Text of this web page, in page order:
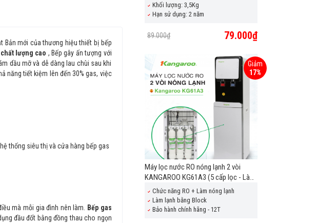
Bản mới của thương hiệu thiết bị bếp
lượng cao , Bếp gây ấn tượng với
dầu mỡ và dễ dàng lau chùi sau khi
năng tiết kiệm lên đến 30% gas, việc
thống siêu thị và cửa hàng bếp gas
mà mỗi gia đình nên làm.
Bếp gas
đầu đốt bằng đồng thau cho ngọn
Khối lượng: 3,5Kg
Hạn sử dụng: 2 năm
89.000₫ 79.000₫
Máy lọc nước RO nóng lạnh 2 vòi
KANGAROO KG61A3 (5 cấp lọc - Làm
lạnh nhanh bằng Block)
Chức năng RO + Làm nóng lạnh
Làm lạnh bằng Block
Bảo hành chính hãng - 12T
Giảm
17%